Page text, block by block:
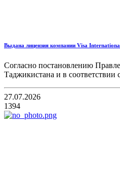
Выдана лицензия компании Visa
Согласно постановлению
Таджикистана и в соответствии
27.07.2026
1394